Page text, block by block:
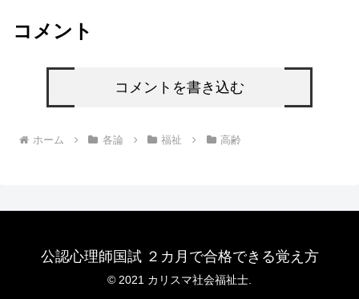
コメント
コメントを書き込む
ホーム 各論 福祉 高齢
公認心理師国試 ２カ月で合格できる覚え方
© 2021 カリスマ社会福祉士.